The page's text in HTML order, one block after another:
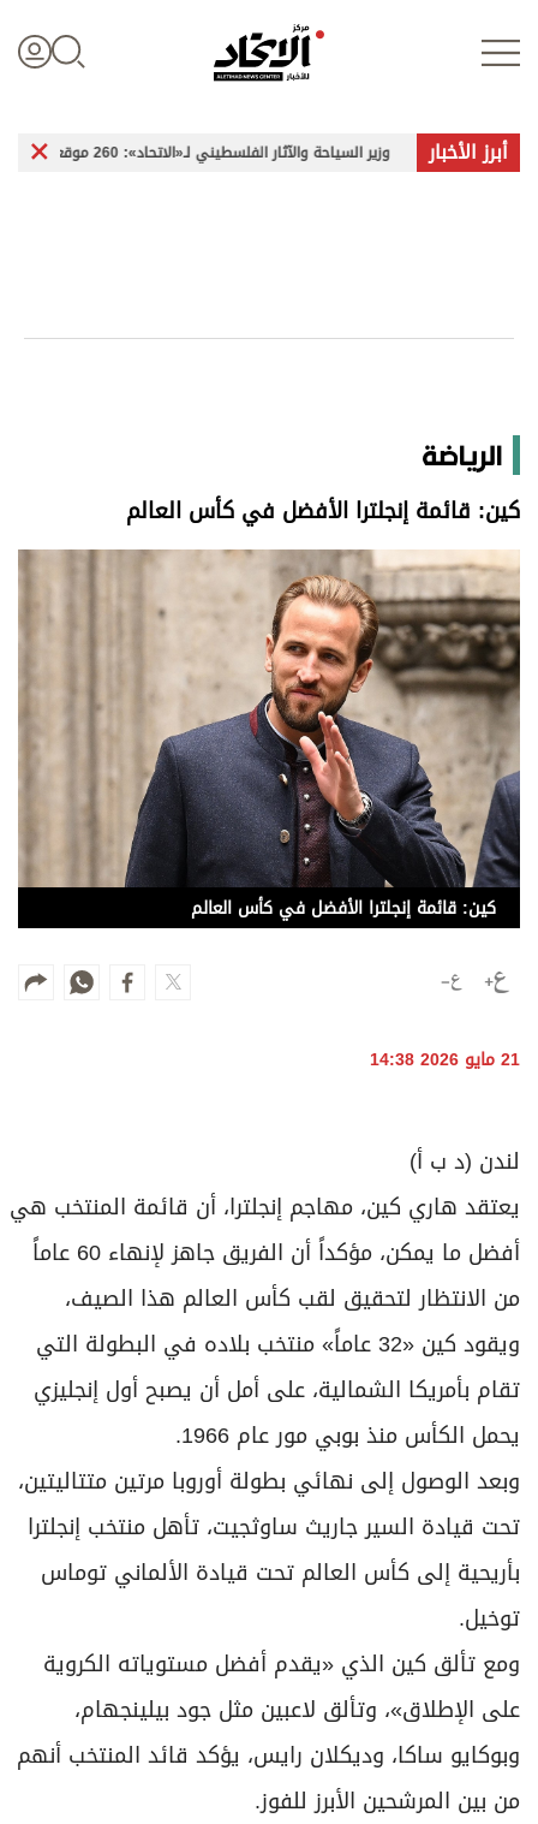
علوم الدار
اقتصاد
الرياضة
الترفيه
التعليم والمعرفة
الذكاء الاصطناعي
تغطيات
فيديو
بودكاست
إنفوجراف
قصة صورة
مواقيت الصلاة
أبرز الأخبار
وزير السياحة والآثار الفلسطيني لـ«الاتحاد»: 260 موقعاً أثرياً في غزة تعرضت للضرر
الرياضة
كين: قائمة إنجلترا الأفضل في كأس العالم
كين: قائمة إنجلترا الأفضل في كأس العالم
21 مايو 2026 14:38
لندن (د ب أ)
يعتقد هاري كين، مهاجم إنجلترا، أن قائمة المنتخب هي
أفضل ما يمكن، مؤكداً أن الفريق جاهز لإنهاء 60 عاماً
من الانتظار لتحقيق لقب كأس العالم هذا الصيف،
ويقود كين «32 عاماً» منتخب بلاده في البطولة التي
تقام بأمريكا الشمالية، على أمل أن يصبح أول إنجليزي
يحمل الكأس منذ بوبي مور عام 1966.
وبعد الوصول إلى نهائي بطولة أوروبا مرتين متتاليتين،
تحت قيادة السير جاريث ساوثجيت، تأهل منتخب إنجلترا
بأريحية إلى كأس العالم تحت قيادة الألماني توماس
توخيل.
ومع تألق كين الذي «يقدم أفضل مستوياته الكروية
على الإطلاق»، وتألق لاعبين مثل جود بيلينجهام،
وبوكايو ساكا، وديكلان رايس، يؤكد قائد المنتخب أنهم
من بين المرشحين الأبرز للفوز.